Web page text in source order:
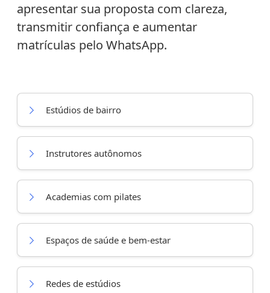
apresentar sua proposta com clareza,
transmitir confiança e aumentar
matrículas pelo WhatsApp.
Estúdios de bairro
Instrutores autônomos
Academias com pilates
Espaços de saúde e bem-estar
Redes de estúdios